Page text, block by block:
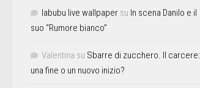
labubu live wallpaper su In scena Danilo e il
suo “Rumore bianco”
Valentina su Sbarre di zucchero. Il carcere:
una fine o un nuovo inizio?